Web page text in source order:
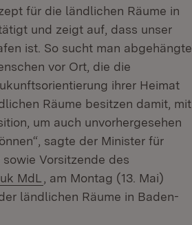
für die ländlichen Räume in
und zeigt auf, dass unser
ist. So sucht man abgehängte
vor Ort, die die
ihrer Heimat
Räume besitzen damit, mit
um auch unvorhergesehen
sagte der Minister für
Vorsitzende des
MdL (Öffnet in neuem Fenster)
, am Montag (13. Mai)
ländlichen Räume in Baden-